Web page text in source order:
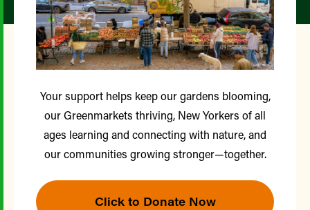
Your support helps keep our gardens blooming,
our Greenmarkets thriving, New Yorkers of all
ages learning and connecting with nature, and
our communities growing stronger—together.
Click to Donate Now